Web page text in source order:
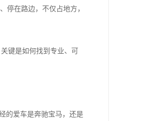
停在路边，不仅占地方，
键是如何找到专业、可
的爱车是奔驰宝马，还是